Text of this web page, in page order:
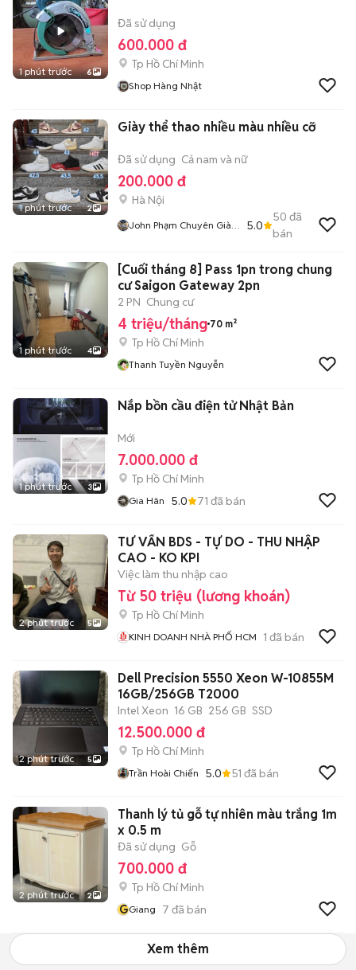
1 phút trước 6
Đã sử dụng
600.000 đ
Tp Hồ Chí Minh
Shop Hàng Nhật
1 phút trước 2
Giày thể thao nhiều màu nhiều cỡ
Đã sử dụng Cả nam và nữ
200.000 đ
Hà Nội
John Phạm Chuyên Giày
5.0
50 đã
bán
1 phút trước 4
[Cuối tháng 8] Pass 1pn trong chung
cư Saigon Gateway 2pn
2 PN Chung cư
4 triệu/tháng 70 m²
Tp Hồ Chí Minh
Thanh Tuyền Nguyễn
1 phút trước 3
Nắp bồn cầu điện tử Nhật Bản
Mới
7.000.000 đ
Tp Hồ Chí Minh
Gia Hân 5.0 71 đã bán
2 phút trước 5
TƯ VẤN BDS - TỰ DO - THU NHẬP
CAO - KO KPI
Việc làm thu nhập cao
Từ 50 triệu (lương khoán)
Tp Hồ Chí Minh
KINH DOANH NHÀ PHỐ HCM 1 đã bán
2 phút trước 5
Dell Precision 5550 Xeon W-10855M
16GB/256GB T2000
Intel Xeon 16 GB 256 GB SSD
12.500.000 đ
Tp Hồ Chí Minh
Trần Hoài Chiến 5.0 51 đã bán
2 phút trước 2
Thanh lý tủ gỗ tự nhiên màu trắng 1m
x 0.5 m
Đã sử dụng Gỗ
700.000 đ
Tp Hồ Chí Minh
GGiang 7 đã bán
Xem thêm